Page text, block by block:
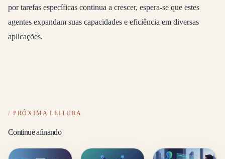
por tarefas específicas continua a crescer, espera-se que estes
agentes expandam suas capacidades e eficiência em diversas
aplicações.
PRÓXIMA LEITURA
Continue afinando